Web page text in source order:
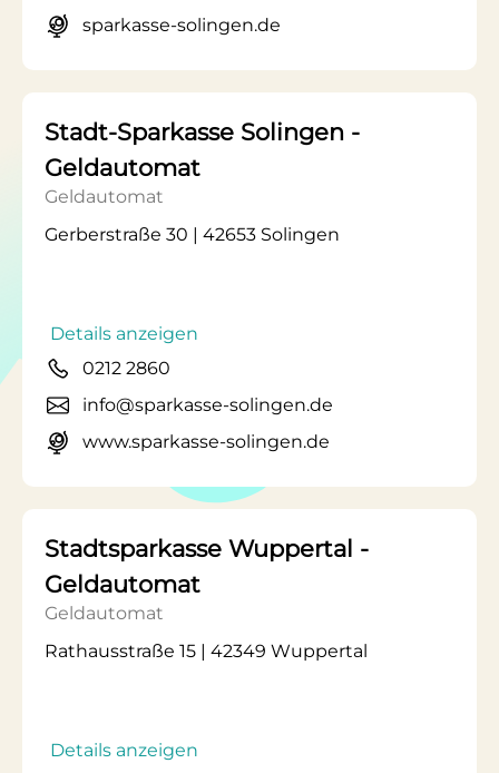
sparkasse-solingen.de
Stadt-Sparkasse Solingen -
Geldautomat
Geldautomat
Gerberstraße 30 | 42653 Solingen
Details anzeigen
0212 2860
info@sparkasse-solingen.de
www.sparkasse-solingen.de
Stadtsparkasse Wuppertal -
Geldautomat
Geldautomat
Rathausstraße 15 | 42349 Wuppertal
Details anzeigen